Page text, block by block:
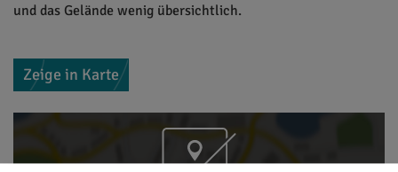
und das Gelände wenig übersichtlich.
Zeige in Karte